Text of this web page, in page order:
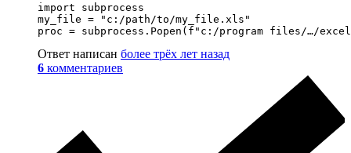
import subprocess
my_file = "c:/path/to/my_file.xls"
proc = subprocess.Popen(f"c:/program files/…/
Ответ написан более трёх лет назад
6 комментариев